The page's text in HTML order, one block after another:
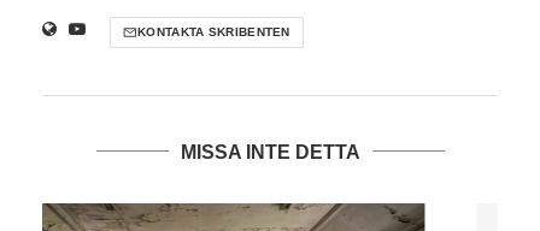
KONTAKTA SKRIBENTEN
MISSA INTE DETTA